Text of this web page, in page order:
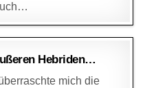
MAI 2017 Hebriden…
mich die